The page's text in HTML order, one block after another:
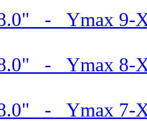
- Ymax 9-
- Ymax 8-
- Ymax 7-